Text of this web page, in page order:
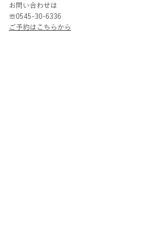
お問い合わせは
☏0545-30-6336
ご予約はこちらから